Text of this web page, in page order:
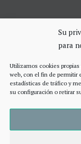
Su
para
Utilizamos cookies
web, con el fin de permitir
estadísticas de tráfico y
su configuración o retirar